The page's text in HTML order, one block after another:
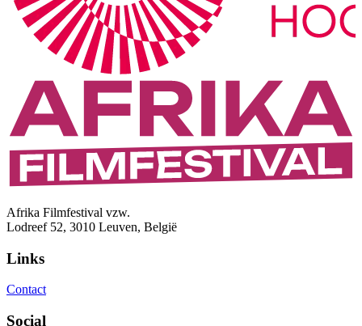
Afrika Filmfestival vzw.
Lodreef 52, 3010 Leuven, België
Links
Contact
Social